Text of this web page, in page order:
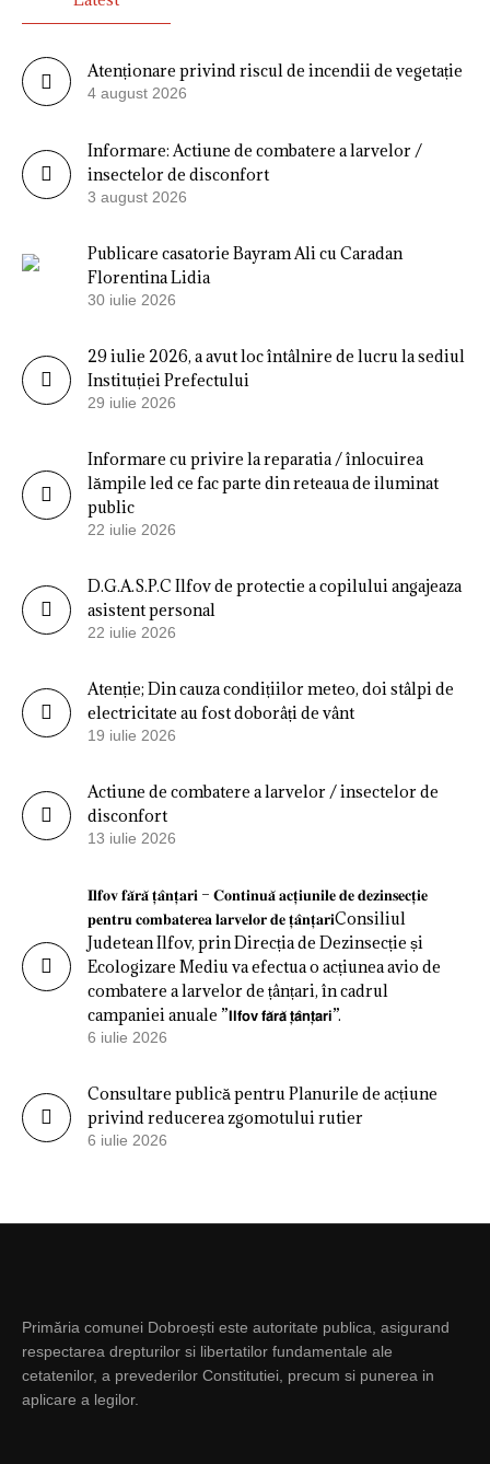
Atenționare privind riscul de incendii de vegetație
4 august 2026
Informare: Actiune de combatere a larvelor /
insectelor de disconfort
3 august 2026
Publicare casatorie Bayram Ali cu Caradan
Florentina Lidia
30 iulie 2026
29 iulie 2026, a avut loc întâlnire de lucru la sediul
Instituției Prefectului
29 iulie 2026
Informare cu privire la reparatia / înlocuirea
lămpile led ce fac parte din reteaua de iluminat
public
22 iulie 2026
D.G.A.S.P.C Ilfov de protectie a copilului angajeaza
asistent personal
22 iulie 2026
Atenție; Din cauza condițiilor meteo, doi stâlpi de
electricitate au fost doborâți de vânt
19 iulie 2026
Actiune de combatere a larvelor / insectelor de
disconfort
13 iulie 2026
𝐈𝐥𝐟𝐨𝐯 𝐟𝐚̆𝐫𝐚̆ 𝐭̦𝐚̂𝐧𝐭̦𝐚𝐫𝐢 – 𝐂𝐨𝐧𝐭𝐢𝐧𝐮𝐚̆ 𝐚𝐜𝐭̦𝐢𝐮𝐧𝐢𝐥𝐞 𝐝𝐞 𝐝𝐞𝐳𝐢𝐧𝐬𝐞𝐜𝐭̦𝐢𝐞
𝐩𝐞𝐧𝐭𝐫𝐮 𝐜𝐨𝐦𝐛𝐚𝐭𝐞𝐫𝐞𝐚 𝐥𝐚𝐫𝐯𝐞𝐥𝐨𝐫 𝐝𝐞 𝐭̦𝐚̂𝐧𝐭̦𝐚𝐫𝐢Consiliul
Judetean Ilfov, prin Direcția de Dezinsecție și
Ecologizare Mediu va efectua o acțiunea avio de
combatere a larvelor de țânțari, în cadrul
campaniei anuale ”𝗜𝗹𝗳𝗼𝘃 𝗳𝗮̆𝗿𝗮̆ 𝘁̦𝗮̂𝗻𝘁̦𝗮𝗿𝗶”.
6 iulie 2026
Consultare publică pentru Planurile de acțiune
privind reducerea zgomotului rutier
6 iulie 2026
Primăria comunei Dobroești este autoritate publica, asigurand
respectarea drepturilor si libertatilor fundamentale ale
cetatenilor, a prevederilor Constitutiei, precum si punerea in
aplicare a legilor.